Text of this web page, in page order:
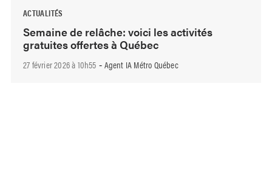
ACTUALITÉS
Semaine de relâche: voici les activités
gratuites offertes à Québec
27 février 2026 à 10h55 - Agent IA Métro Québec